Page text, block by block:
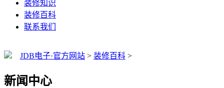
装修知识
装修百科
联系我们
JDB电子·官方网站 > 装修百科 >
新闻中心